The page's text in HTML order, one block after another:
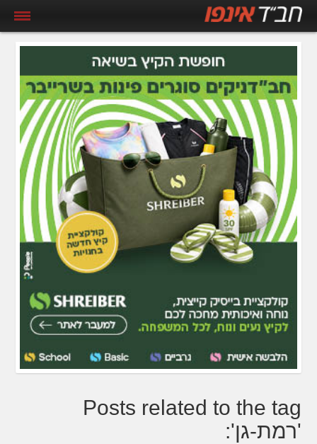
Posts related to the tag
'רמת-גן':